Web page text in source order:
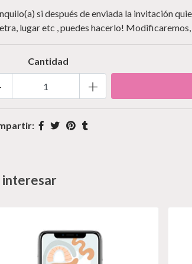
si después de enviada la invitación
lugar etc , puedes hacerlo!
Cantidad
+
interesar